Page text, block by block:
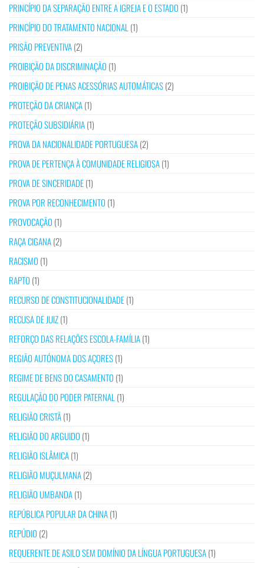
PRINCÍPIO DA SEPARAÇÃO ENTRE A IGREJA E O ESTADO (1)
PRINCÍPIO DO TRATAMENTO NACIONAL (1)
PRISÃO PREVENTIVA(2)
PROIBIÇÃO DA DISCRIMINAÇÃO (1)
PROIBIÇÃO DE PENAS ACESSÓRIAS AUTOMÁTICAS(2)
PROTEÇÃO DA CRIANÇA(1)
PROTEÇÃO SUBSIDIÁRIA(1)
PROVA DA NACIONALIDADE PORTUGUESA(2)
PROVA DE PERTENÇA À COMUNIDADE RELIGIOSA(1)
PROVA DE SINCERIDADE(1)
PROVA POR RECONHECIMENTO (1)
PROVOCAÇÃO (1)
RAÇA CIGANA(2)
RACISMO (1)
RAPTO (1)
RECURSO DE CONSTITUCIONALIDADE(1)
RECUSA DE JUIZ(1)
REFORÇO DAS RELAÇÕES ESCOLA-FAMÍLIA(1)
REGIÃO AUTÓNOMA DOS AÇORES(1)
REGIME DE BENS DO CASAMENTO (1)
REGULAÇÃO DO PODER PATERNAL (1)
RELIGIÃO CRISTÃ(1)
RELIGIÃO DO ARGUIDO (1)
RELIGIÃO ISLÂMICA(1)
RELIGIÃO MUÇULMANA(2)
RELIGIÃO UMBANDA(1)
REPÚBLICA POPULAR DA CHINA(1)
REPÚDIO (2)
REQUERENTE DE ASILO SEM DOMÍNIO DA LÍNGUA PORTUGUESA(1)